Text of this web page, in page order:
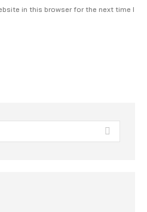
in this browser for the next time I